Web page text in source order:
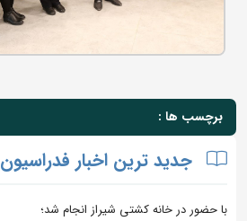
برچسب ها :
جدید ترین اخبار فدراسیون
با حضور در خانه کشتی شیراز انجام شد؛